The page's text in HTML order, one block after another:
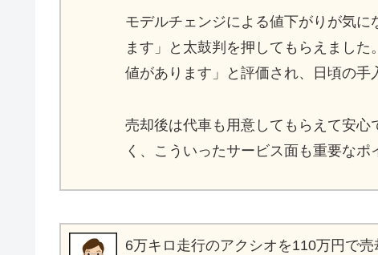
モデルチェンジによる値下がりが気
ます」と太鼓判を押してもらえまし
値があります」と評価され、日頃の手
売却後は代車も用意してもらえて安
く、こういったサービス面も重要なポ
6万キロ走行のアクシオを110万円で